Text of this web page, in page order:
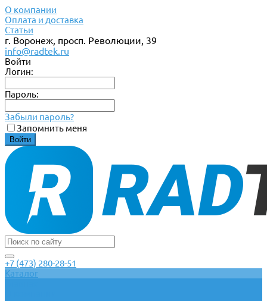
О компании
Оплата и доставка
Статьи
г. Воронеж, просп. Революции, 39
info@radtek.ru
Войти
Логин:
Пароль:
Забыли пароль?
Запомнить меня
+7 (473) 280-28-51
Каталог